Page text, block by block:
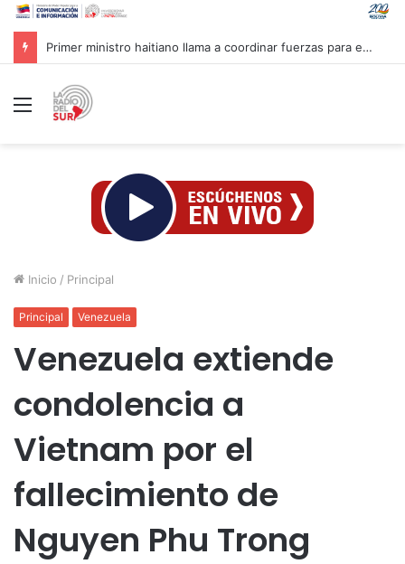
Primer ministro haitiano llama a coordinar fuerzas para enfrentar pandillas
Menú
Inicio / Principal
Principal Venezuela
Venezuela extiende
condolencia a
Vietnam por el
fallecimiento de
Nguyen Phu Trong